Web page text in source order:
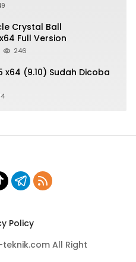
Crystal Ball
Full Version
246
x64 (9.10) Sudah Dicoba
Policy
All Right